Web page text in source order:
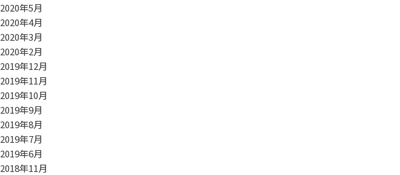
2020年5月
2020年4月
2020年3月
2020年2月
2019年12月
2019年11月
2019年10月
2019年9月
2019年8月
2019年7月
2019年6月
2018年11月